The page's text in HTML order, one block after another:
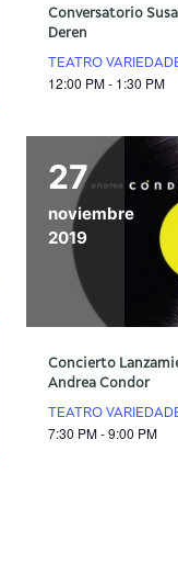
Conversatorio
Deren
TEATRO
12:00 PM - 1:30 PM
27
noviembre
2019
Concierto
Andrea Condor
TEATRO
7:30 PM - 9:00 PM